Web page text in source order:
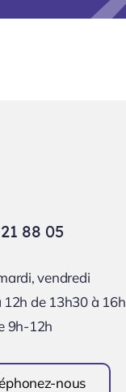
88 05
vendredi
12h de 13h30 à 16h
9h-12h
nous